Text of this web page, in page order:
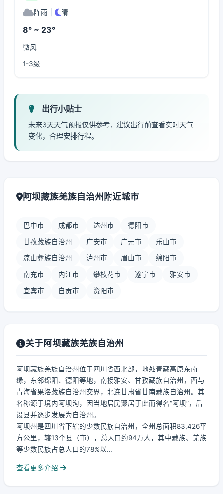
阵雨 晴
8° ~ 23°
微风
1-3级
出行小贴士
未来3天天气预报仅供参考，建议出行前查看实时天气
变化，合理安排行程。
阿坝藏族羌族自治州附近城市
巴中市 成都市 达州市 德阳市
甘孜藏族自治州 广安市 广元市 乐山市
凉山彝族自治州 泸州市 眉山市 绵阳市
南充市 内江市 攀枝花市 遂宁市 雅安市
宜宾市 自贡市 资阳市
关于阿坝藏族羌族自治州
阿坝藏族羌族自治州位于四川省西北部，地处青藏高原东南
缘，东邻绵阳、德阳等地，南接雅安、甘孜藏族自治州，西与
青海省果洛藏族自治州交界，北连甘肃省甘南藏族自治州。其
名称源于境内阿坝沟，因当地居民聚居于此而得名“阿坝”，后
设县并逐步发展为自治州。
阿坝州是四川省下辖的少数民族自治州，全州总面积83,426平
方公里，辖13个县（市），总人口约94万人，其中藏族、羌族
等少数民族占总人口的78%以...
查看更多介绍